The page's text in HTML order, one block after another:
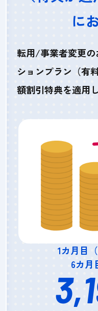
に
転用/事業者変更の
ションプラン（有
額割引特典を適用
1カ月目
6カ月